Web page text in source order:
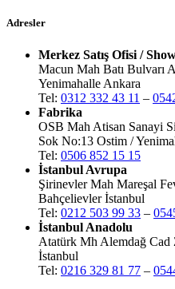
Adresler
Merkez Satış Ofisi /
Macun Mah Batı Bulvarı
Yenimahalle Ankara
Tel: 0312 332 43 11 –
Fabrika
OSB Mah Atisan Sanayi
Sok No:13 Ostim /
Tel: 0506 852 15 15
İstanbul Avrupa
Şirinevler Mah Mareşal
Bahçelievler İstanbul
Tel: 0212 503 99 33 –
İstanbul Anadolu
Atatürk Mh Alemdağ
İstanbul
Tel: 0216 329 81 77 –